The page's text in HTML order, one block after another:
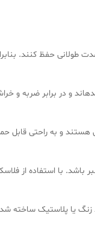
طولانی حفظ کنند.
و در برابر ضربه و
و به راحتی قابل
باشد. با استفاده از
یا پلاستیک ساخته